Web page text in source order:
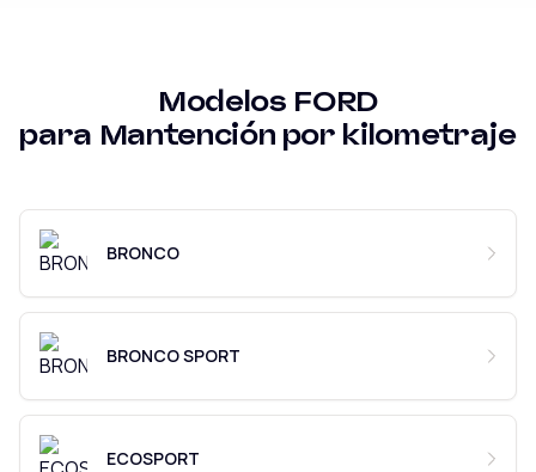
Modelos FORD
para Mantención por kilometraje
BRONCO
BRONCO SPORT
ECOSPORT